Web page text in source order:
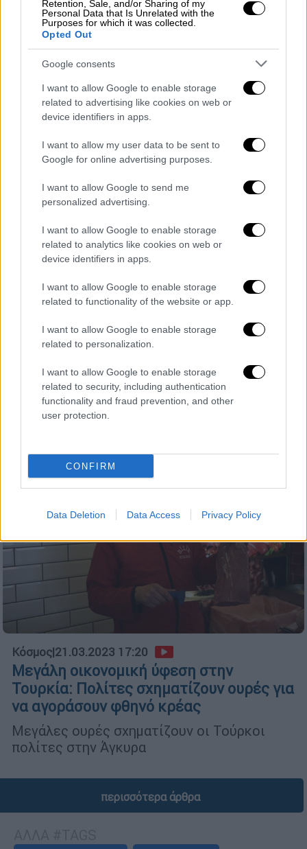
Retention, Sale, and/or Sharing of my
Personal Data that Is Unrelated with the
Purposes for which it was collected.
Opted Out
Google consents
I want to allow Google to enable storage
related to advertising like cookies on web or
device identifiers in apps.
I want to allow my user data to be sent to
Google for online advertising purposes.
I want to allow Google to send me
personalized advertising.
I want to allow Google to enable storage
related to analytics like cookies on web or
device identifiers in apps.
I want to allow Google to enable storage
related to functionality of the website or app.
I want to allow Google to enable storage
related to personalization.
I want to allow Google to enable storage
related to security, including authentication
functionality and fraud prevention, and other
user protection.
CONFIRM
Data Deletion Data Access Privacy Policy
τρίμηνο του 2022
Ανάλυση: Τι κοστίζει τελικά στην
οικονομία της Ρωσίας ο πόλεμος στην
Ουκρανία;
Καταστρέφει ή τονώνει την οικονομία της
Ρωσίας ο Πόλεμος στην Ουκρανία; Οι
αναλυτές φαίνεται να έχουν διαφορετικές
απόψεις
Κόσμος|21.03.2023 17:20
Μεγάλη οικονομική ύφεση στην
Τουρκία: Πολίτες σχηματίζουν ουρές για
να αγοράσουν φθηνό κρέας
Μεγάλες ουρές σχηματίζουν οι Τούρκοι
πολίτες στην Άγκυρα
περισσότερα άρθρα